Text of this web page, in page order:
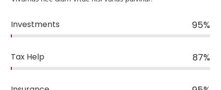
Investments 95%
Tax Help 87%